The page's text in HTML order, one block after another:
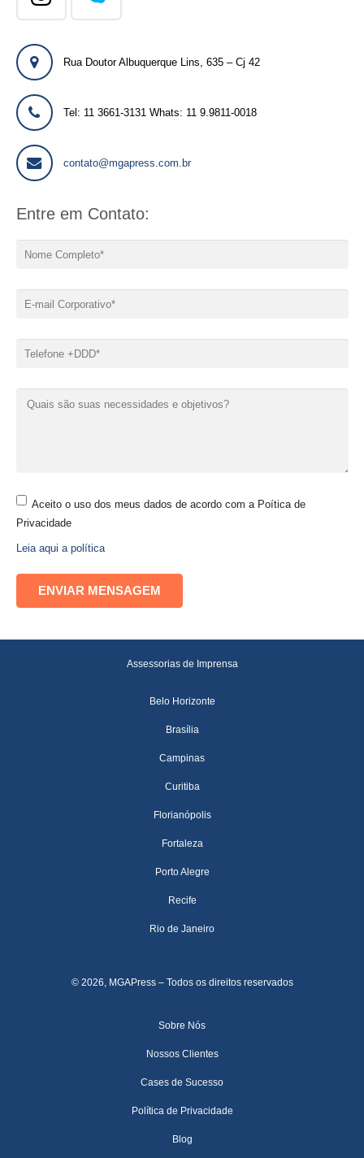
Rua Doutor Albuquerque Lins, 635 – Cj 42
Tel: 11 3661-3131 Whats: 11 9.9811-0018
contato@mgapress.com.br
Entre em Contato:
Aceito o uso dos meus dados de acordo com a Poítica de
Privacidade
Leia aqui a política
Assessorias de Imprensa
Belo Horizonte
Brasília
Campinas
Curitiba
Florianópolis
Fortaleza
Porto Alegre
Recife
Rio de Janeiro
© 2026, MGAPress – Todos os direitos reservados
Sobre Nós
Nossos Clientes
Cases de Sucesso
Política de Privacidade
Blog